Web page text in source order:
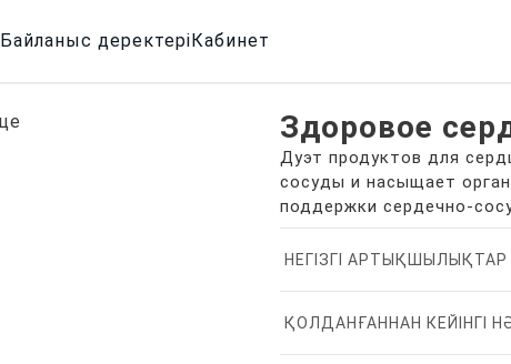
Байланыс деректеріКабинет
Здоровое
Дуэт продуктов для
сосуды и насыщает
поддержки сердечно-
НЕГІЗГІ АРТЫҚШЫЛЫҚТАР
ҚОЛДАНҒАННАН КЕЙІНГІ